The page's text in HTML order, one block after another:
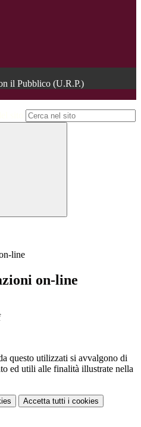
il Pubblico (U.R.P.)
line
on-line
questo utilizzati si avvalgono di
ed utili alle finalità illustrate nella
Accetta tutti i cookies